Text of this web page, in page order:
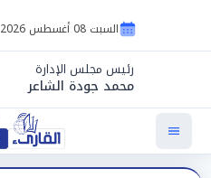
السبت 08 أغسطس 2026
رئيس مجلس الإدارة
محمد جودة الشاعر